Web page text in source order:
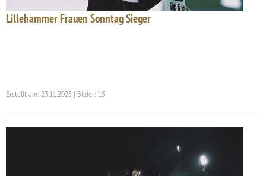
Lillehammer Frauen Sonntag Sieger
Erstellt am: 23.11.2025 | Bilder: 15